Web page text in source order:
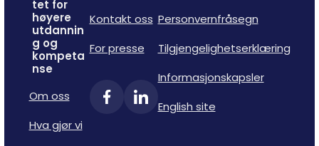
tet for
høyere
utdannin
g og
kompeta
nse
Om oss
Hva gjør vi
Kontakt oss
For presse
Personvernfråsegn
Tilgjengelighetserklæring
Informasjonskapsler
English site